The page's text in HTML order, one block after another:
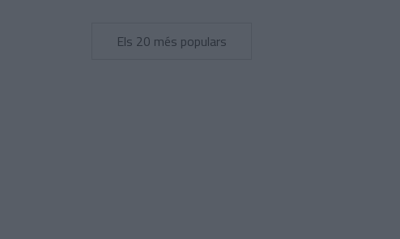
Els 20 més populars